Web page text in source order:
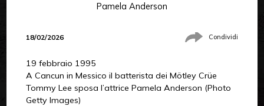
Pamela Anderson
18/02/2026 Condividi
19 febbraio 1995
A Cancun in Messico il batterista dei Mötley Crüe
Tommy Lee sposa l’attrice Pamela Anderson (Photo
Getty Images)